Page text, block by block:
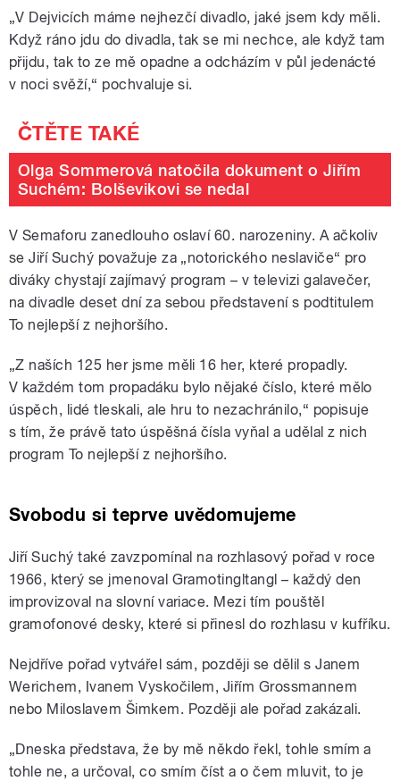
„V Dejvicích máme nejhezčí divadlo, jaké jsem kdy měli.
Když ráno jdu do divadla, tak se mi nechce, ale když tam
přijdu, tak to ze mě opadne a odcházím v půl jedenácté
v noci svěží,“ pochvaluje si.
Olga Sommerová natočila dokument o Jiřím
Suchém: Bolševikovi se nedal
V Semaforu zanedlouho oslaví 60. narozeniny. A ačkoliv
se Jiří Suchý považuje za „notorického neslaviče“ pro
diváky chystají zajímavý program – v televizi galavečer,
na divadle deset dní za sebou představení s podtitulem
To nejlepší z nejhoršího.
„Z naších 125 her jsme měli 16 her, které propadly.
V každém tom propadáku bylo nějaké číslo, které mělo
úspěch, lidé tleskali, ale hru to nezachránilo,“ popisuje
s tím, že právě tato úspěšná čísla vyňal a udělal z nich
program To nejlepší z nejhoršího.
Svobodu si teprve uvědomujeme
Jiří Suchý také zavzpomínal na rozhlasový pořad v roce
1966, který se jmenoval Gramotingltangl – každý den
improvizoval na slovní variace. Mezi tím pouštěl
gramofonové desky, které si přinesl do rozhlasu v kufříku.
Nejdříve pořad vytvářel sám, později se dělil s Janem
Werichem, Ivanem Vyskočilem, Jiřím Grossmannem
nebo Miloslavem Šimkem. Později ale pořad zakázali.
„Dneska představa, že by mě někdo řekl, tohle smím a
tohle ne, a určoval, co smím číst a o čem mluvit, to je